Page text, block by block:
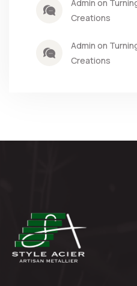
Admin on
Creations
Admin on
Creations